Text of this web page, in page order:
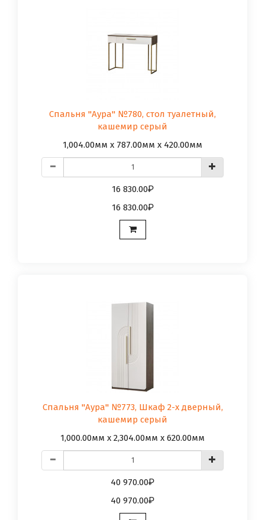
Спальня "Аура" №780, стол туалетный,
кашемир серый
1,004.00мм x 787.00мм x 420.00мм
16 830.00
16 830.00
Спальня "Аура" №773, Шкаф 2-х дверный,
кашемир серый
1,000.00мм x 2,304.00мм x 620.00мм
40 970.00
40 970.00